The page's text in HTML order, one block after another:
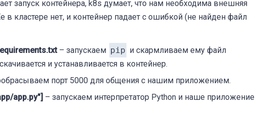
запуск контейнера, k8s думает, что нам необходима внешняя
в кластере нет, и контейнер падает с ошибкой (не найден файл
– запускаем pip и скармливаем ему файл
и устанавливается в контейнер.
порт 5000 для общения с нашим приложением.
app.py"] – запускаем интерпретатор Python и наше приложение